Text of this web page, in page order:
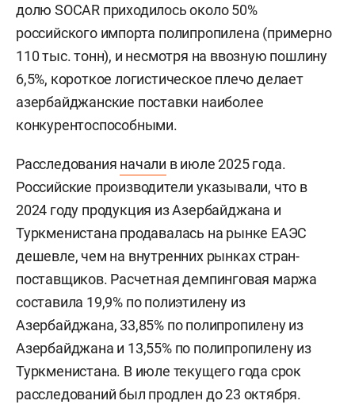
долю SOCAR приходилось около 50%
российского импорта полипропилена (примерно
110 тыс. тонн), и несмотря на ввозную пошлину
6,5%, короткое логистическое плечо делает
азербайджанские поставки наиболее
конкурентоспособными.
Расследования начали в июле 2025 года.
Российские производители указывали, что в
2024 году продукция из Азербайджана и
Туркменистана продавалась на рынке ЕАЭС
дешевле, чем на внутренних рынках стран-
поставщиков. Расчетная демпинговая маржа
составила 19,9% по полиэтилену из
Азербайджана, 33,85% по полипропилену из
Азербайджана и 13,55% по полипропилену из
Туркменистана. В июле текущего года срок
расследований был продлен до 23 октября.